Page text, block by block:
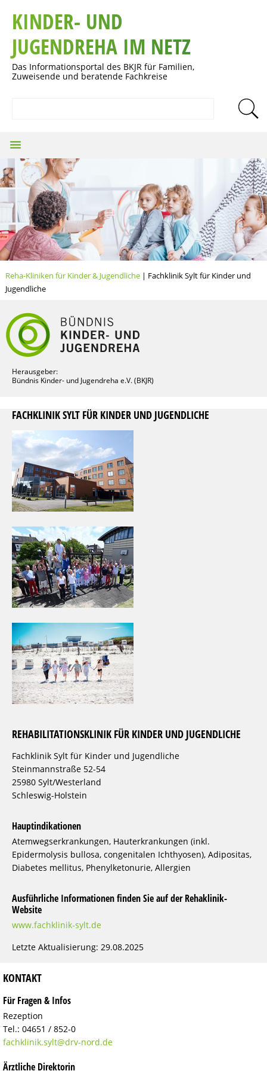
KINDER- UND
JUGENDREHA IM NETZ
Das Informationsportal des BKJR für Familien,
Zuweisende und beratende Fachkreise
Reha-Kliniken für Kinder & Jugendliche| Fachklinik Sylt für Kinder und
Jugendliche
Herausgeber:
Bündnis Kinder- und Jugendreha e.V. (BKJR)
FACHKLINIK SYLT FÜR KINDER UND JUGENDLICHE
REHABILITATIONSKLINIK FÜR KINDER UND JUGENDLICHE
Fachklinik Sylt für Kinder und Jugendliche
Steinmannstraße 52-54
25980 Sylt/Westerland
Schleswig-Holstein
Hauptindikationen
Atemwegserkrankungen, Hauterkrankungen (inkl.
Epidermolysis bullosa, congenitalen Ichthyosen), Adipositas,
Diabetes mellitus, Phenylketonurie, Allergien
Ausführliche Informationen finden Sie auf der Rehaklinik-
Website
www.fachklinik-sylt.de
Letzte Aktualisierung: 29.08.2025
KONTAKT
Für Fragen & Infos
Rezeption
Tel.: 04651 / 852-0
fachklinik.sylt@drv-nord.de
Ärztliche Direktorin